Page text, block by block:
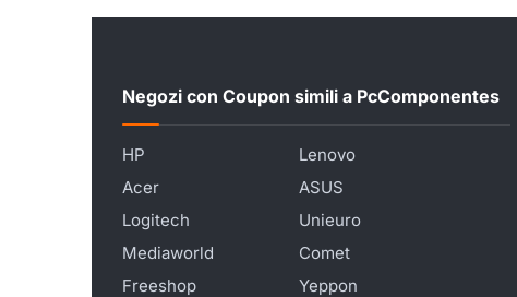
Negozi con Coupon simili a PcComponentes
HP
Lenovo
Acer
ASUS
Logitech
Unieuro
Mediaworld
Comet
Freeshop
Yeppon